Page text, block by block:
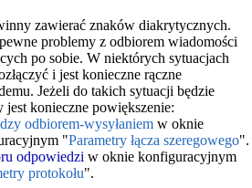
zawierać znaków diakrytycznych.
problemy z odbiorem wiadomości
po sobie. W niektórych sytuacjach
i jest konieczne rączne
Jeżeli do takich sytuacji będzie
jest konieczne powiększenie:
odbiorem-wysyłaniem w oknie
"Parametry łącza szeregowego".
odpowiedzi w oknie konfiguracyjnym
protokołu".